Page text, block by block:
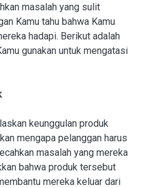
masalah yang sulit
Kamu tahu bahwa Kamu
hadapi. Berikut adalah
gunakan untuk mengatasi
keunggulan produk
mengapa pelanggan harus
masalah yang mereka
bahwa produk tersebut
mereka keluar dari